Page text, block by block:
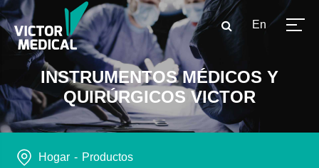
En
INSTRUMENTOS MÉDICOS Y
QUIRÚRGICOS VICTOR
Hogar Productos